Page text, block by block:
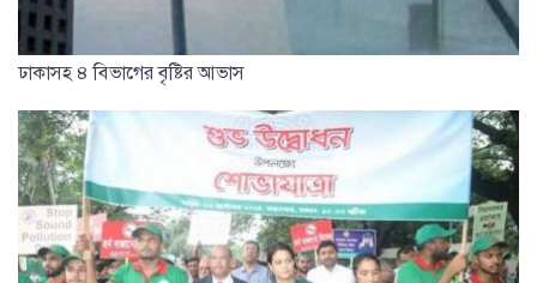
ঢাকাসহ ৪ বিভাগের বৃষ্টির আভাস